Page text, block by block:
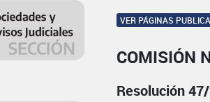
VER PÁGINAS
COMISIÓN
Resolución